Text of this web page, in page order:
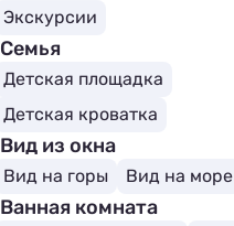
Экскурсии
Семья
Детская площадка
Детская кроватка
Вид из окна
Вид на горы Вид на море
Ванная комната